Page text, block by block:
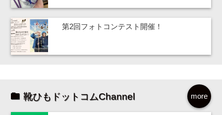
第2回フォトコンテスト開催！
more
靴ひもドットコムChannel